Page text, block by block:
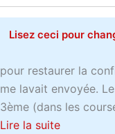
s
a
h
a
r
n
Lisez ceci pour
pour restaurer la
me lavait envoyée.
3ème (dans les
Lire la suitea